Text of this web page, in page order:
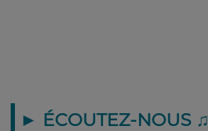
► ÉCOUTEZ-NOUS ♫